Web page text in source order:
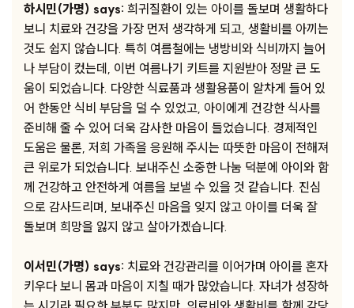
하시민(가명) says: 희귀질환이 있는 아이를 돌보며 생활하다
보니 치료와 건강을 가장 먼저 생각하게 되고, 생활비를 아끼는
것도 쉽지 않습니다. 특히 여름철에는 냉방비와 식비까지 늘어
나 부담이 컸는데, 이번 여름나기 키트를 지원받아 정말 큰 도
움이 되었습니다. 다양한 식료품과 생활용품이 알차게 들어 있
어 한동안 식비 부담을 덜 수 있었고, 아이에게 건강한 식사를
준비해 줄 수 있어 더욱 감사한 마음이 들었습니다. 경제적인
도움은 물론, 저희 가족을 응원해 주시는 따뜻한 마음이 전해져
큰 위로가 되었습니다. 보내주신 소중한 나눔 덕분에 아이와 함
께 건강하고 안전하게 여름을 보낼 수 있을 것 같습니다. 진심
으로 감사드리며, 보내주신 마음을 잊지 않고 아이를 더욱 잘
돌보며 희망을 잃지 않고 살아가겠습니다.
이서민(가명) says: 치료와 건강관리를 이어가며 아이를 혼자
키우다 보니 몸과 마음이 지칠 때가 많았습니다. 자녀가 성장하